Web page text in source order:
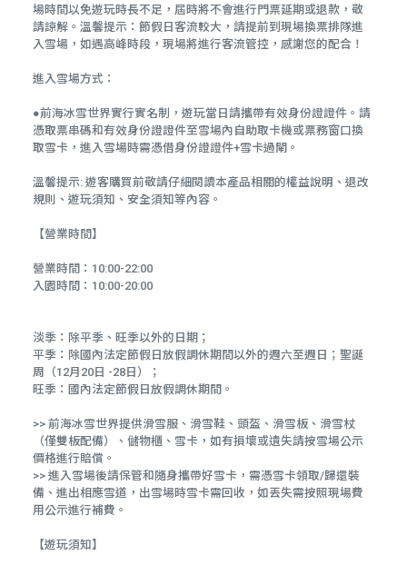
場時間以免遊玩時長不足，屆時將不會進行門票延期或退款，敬
請諒解。溫馨提示：節假日客流較大，請提前到現場換票排隊進
入雪場，如遇高峰時段，現場將進行客流管控，感謝您的配合！
進入雪場方式：
●前海冰雪世界實行實名制，遊玩當日請攜帶有效身份證證件。請
憑取票串碼和有效身份證證件至雪場內自助取卡機或票務窗口換
取雪卡，進入雪場時需憑借身份證證件+雪卡過閘。
溫馨提示: 遊客購買前敬請仔細閱讀本產品相關的權益說明、退改
規則、遊玩須知、安全須知等內容。
【營業時間】
營業時間：10:00-22:00
入園時間：10:00-20:00
淡季：除平季、旺季以外的日期；
平季：除國內法定節假日放假調休期間以外的週六至週日；聖誕
周（12月20日 -28日）；
旺季：國內法定節假日放假調休期間。
>> 前海冰雪世界提供滑雪服、滑雪鞋、頭盔、滑雪板、滑雪杖
（僅雙板配備）、儲物櫃、雪卡，如有損壞或遺失請按雪場公示
價格進行賠償。
>> 進入雪場後請保管和隨身攜帶好雪卡，需憑雪卡領取/歸還裝
備、進出相應雪道，出雪場時雪卡需回收，如丟失需按照現場費
用公示進行補費。
【遊玩須知】